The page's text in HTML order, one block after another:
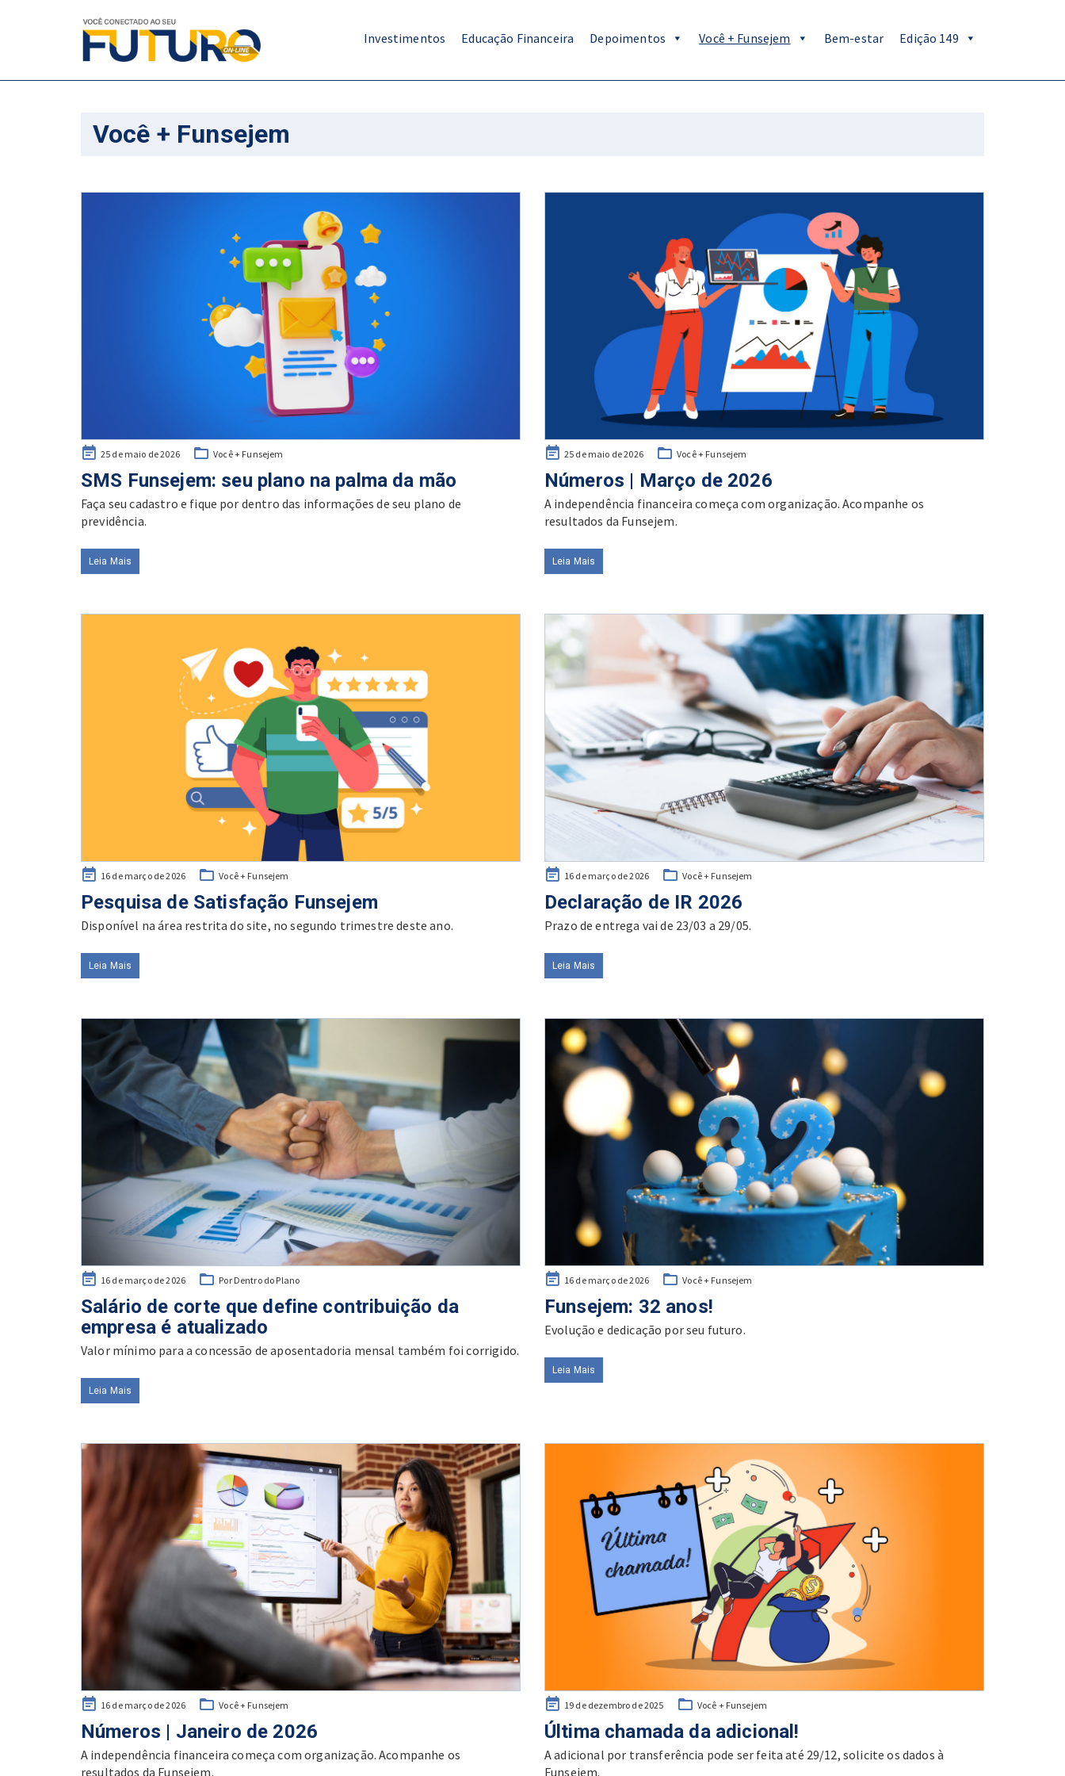
Investimentos Educação Financeira Depoimentos Você + Funsejem Bem-estar Edição 149
Você + Funsejem
Posted
25 de maio de 2026 Você + Funsejem
SMS Funsejem: seu plano na palma da mão
Faça seu cadastro e fique por dentro das informações de seu plano de
previdência.
Leia Mais
Posted
on
25 de maio de 2026 Você + Funsejem
Números | Março de 2026
A independência financeira começa com organização. Acompanhe os
resultados da Funsejem.
Leia Mais
Posted
16 de março de 2026 Você + Funsejem
Pesquisa de Satisfação Funsejem
Disponível na área restrita do site, no segundo trimestre deste ano.
Leia Mais
Posted
16 de março de 2026 Você + Funsejem
Declaração de IR 2026
Prazo de entrega vai de 23/03 a 29/05.
Leia Mais
Posted
on
16 de março de 2026 Por Dentro do Plano
Salário de corte que define contribuição da
empresa é atualizado
Valor mínimo para a concessão de aposentadoria mensal também foi corrigido.
Leia Mais
Posted
16 de março de 2026 Você + Funsejem
Funsejem: 32 anos!
Evolução e dedicação por seu futuro.
Leia Mais
Posted
on
16 de março de 2026 Você + Funsejem
Números | Janeiro de 2026
A independência financeira começa com organização. Acompanhe os
resultados da Funsejem.
Posted
on
19 de dezembro de 2025 Você + Funsejem
Última chamada da adicional!
A adicional por transferência pode ser feita até 29/12, solicite os dados à
Funsejem.